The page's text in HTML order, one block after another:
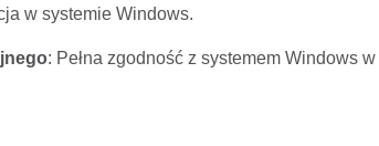
w systemie Windows.
: Pełna zgodność z systemem Windows w